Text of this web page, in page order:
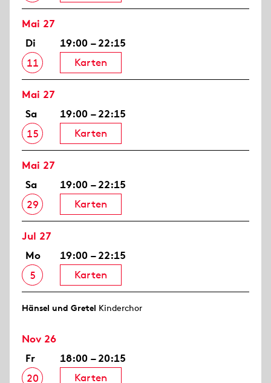
Mai 27
Di
11
19:00 – 22:15
Karten
Mai 27
Sa
15
19:00 – 22:15
Karten
Mai 27
Sa
29
19:00 – 22:15
Karten
Jul 27
Mo
5
19:00 – 22:15
Karten
Hänsel und Gretel Kinderchor
Nov 26
Fr
20
18:00 – 20:15
Karten